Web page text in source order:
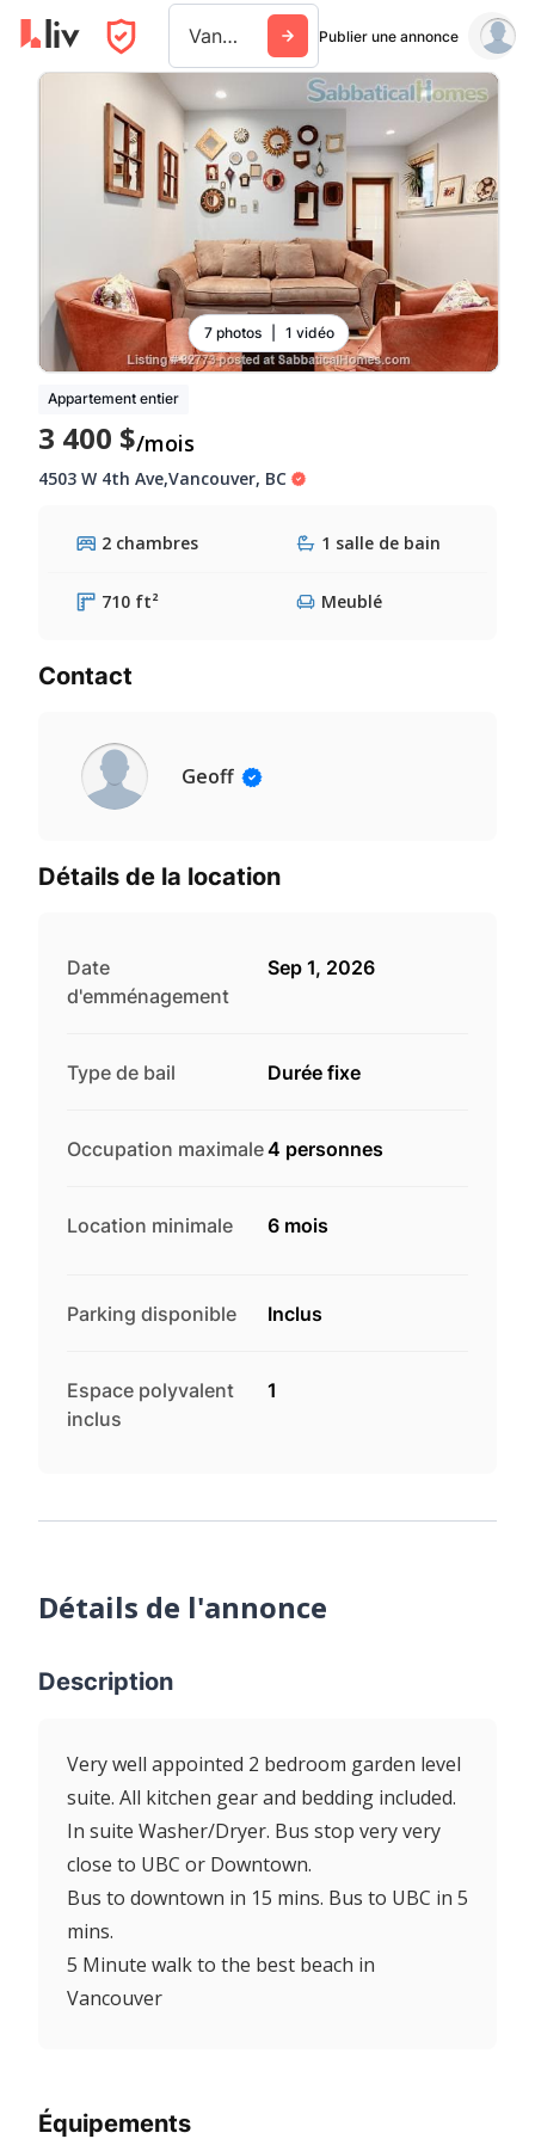
Vancouver Publier une annonce
7 photos 1 vidéo
Appartement entier
3 400 $/mois
4503 W 4th Ave,Vancouver, BC
2 chambres 1 salle de bain
710 ft² Meublé
Contact
Geoff
Détails de la location
Date
d'emménagement
Sep 1, 2026
Type de bail Durée fixe
Occupation maximale4 personnes
Location minimale 6 mois
Parking disponible Inclus
Espace polyvalent
inclus
1
Détails de l'annonce
Description
Very well appointed 2 bedroom garden level
suite. All kitchen gear and bedding included.
In suite Washer/Dryer. Bus stop very very
close to UBC or Downtown.
Bus to downtown in 15 mins. Bus to UBC in 5
mins.
5 Minute walk to the best beach in
Vancouver
Équipements